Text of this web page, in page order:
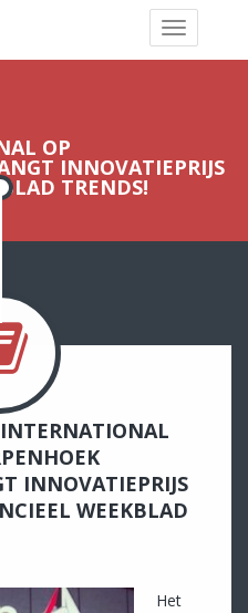
OP
INNOVATIEPRIJS
TRENDS!
INNOVATIEPRIJS
WEEKBLAD
Het